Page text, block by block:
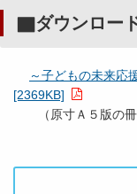
▇ダウンロー
～子どもの未来応
[2369KB]
（原寸Ａ５版の冊